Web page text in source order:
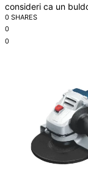
consideri ca un
0 SHARES
0
0